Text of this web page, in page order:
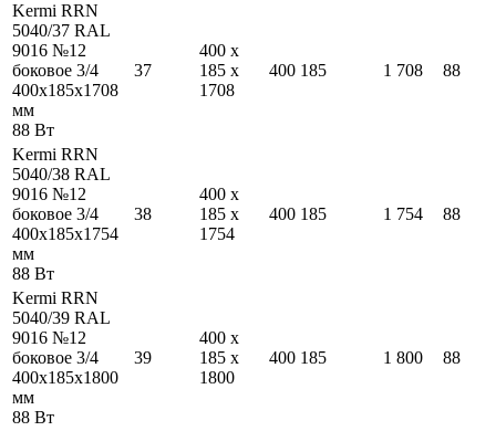
Kermi RRN
5040/37 RAL
9016 №12
боковое 3/4
400x185x1708
мм
88 Вт
37
400 x
185 x
1708
400 185 1 708 88
Kermi RRN
5040/38 RAL
9016 №12
боковое 3/4
400x185x1754
мм
88 Вт
38
400 x
185 x
1754
400 185 1 754 88
Kermi RRN
5040/39 RAL
9016 №12
боковое 3/4
400x185x1800
мм
88 Вт
39
400 x
185 x
1800
400 185 1 800 88